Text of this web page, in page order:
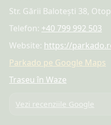
Str. Gării Balotești 38,
Telefon: +40 799 992 503
Website: https://
Parkado pe Google Maps
Traseu în Waze
Vezi recenziile Google